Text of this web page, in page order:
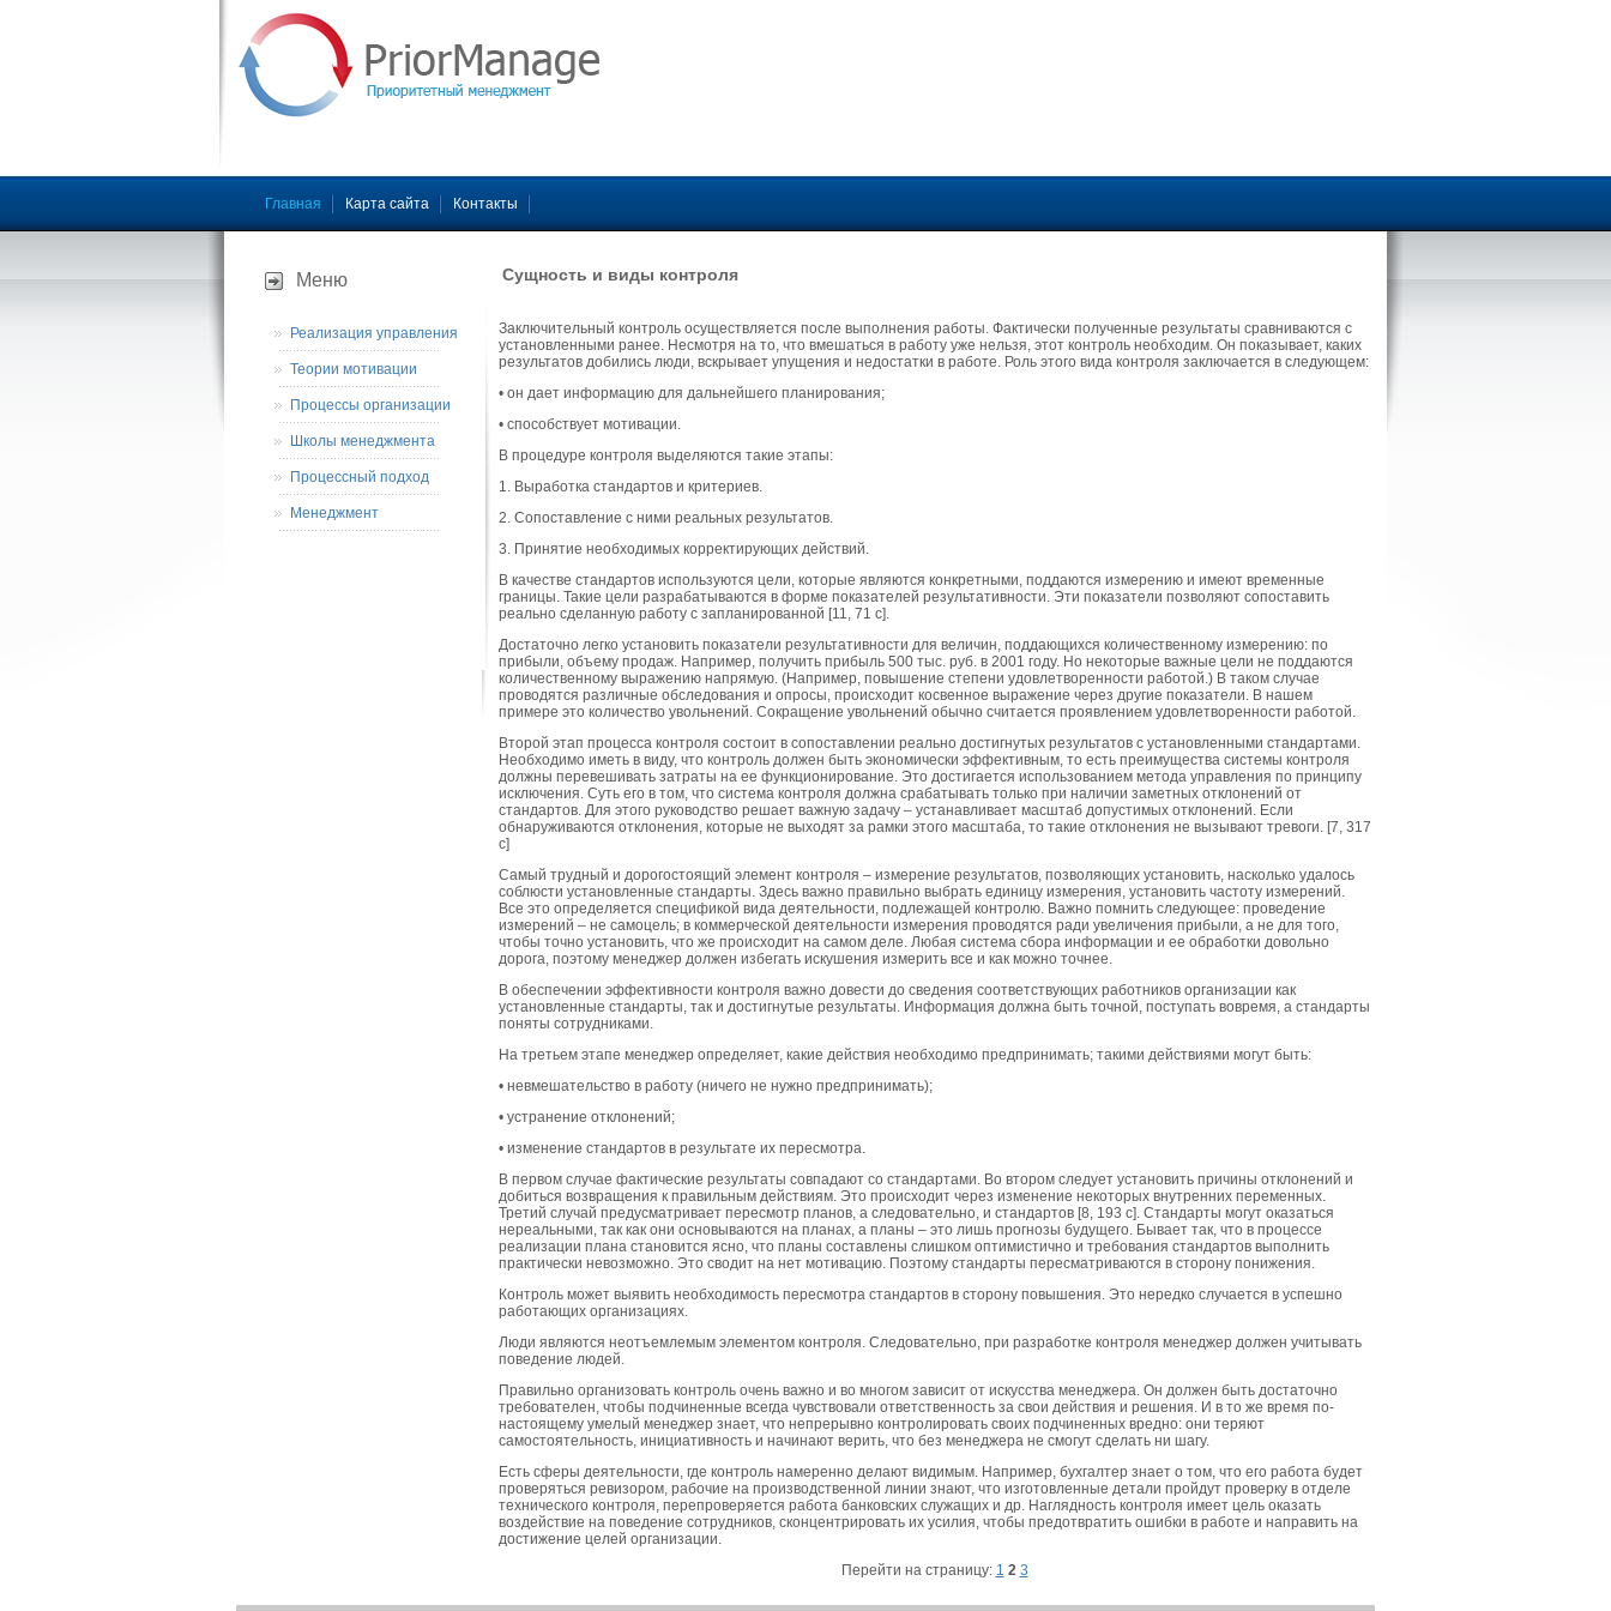
Главная Карта сайта Контакты
Сущность и виды контроля
Заключительный контроль осуществляется после выполнения работы. Фактически полученные результаты сравниваются с
установленными ранее. Несмотря на то, что вмешаться в работу уже нельзя, этот контроль необходим. Он показывает, каких
результатов добились люди, вскрывает упущения и недостатки в работе. Роль этого вида контроля заключается в следующем:
• он дает информацию для дальнейшего планирования;
• способствует мотивации.
В процедуре контроля выделяются такие этапы:
1. Выработка стандартов и критериев.
2. Сопоставление с ними реальных результатов.
3. Принятие необходимых корректирующих действий.
В качестве стандартов используются цели, которые являются конкретными, поддаются измерению и имеют временные
границы. Такие цели разрабатываются в форме показателей результативности. Эти показатели позволяют сопоставить
реально сделанную работу с запланированной [11, 71 c].
Достаточно легко установить показатели результативности для величин, поддающихся количественному измерению: по
прибыли, объему продаж. Например, получить прибыль 500 тыс. руб. в 2001 году. Но некоторые важные цели не поддаются
количественному выражению напрямую. (Например, повышение степени удовлетворенности работой.) В таком случае
проводятся различные обследования и опросы, происходит косвенное выражение через другие показатели. В нашем
примере это количество увольнений. Сокращение увольнений обычно считается проявлением удовлетворенности работой.
Второй этап процесса контроля состоит в сопоставлении реально достигнутых результатов с установленными стандартами.
Необходимо иметь в виду, что контроль должен быть экономически эффективным, то есть преимущества системы контроля
должны перевешивать затраты на ее функционирование. Это достигается использованием метода управления по принципу
исключения. Суть его в том, что система контроля должна срабатывать только при наличии заметных отклонений от
стандартов. Для этого руководство решает важную задачу – устанавливает масштаб допустимых отклонений. Если
обнаруживаются отклонения, которые не выходят за рамки этого масштаба, то такие отклонения не вызывают тревоги. [7, 317
c]
Самый трудный и дорогостоящий элемент контроля – измерение результатов, позволяющих установить, насколько удалось
соблюсти установленные стандарты. Здесь важно правильно выбрать единицу измерения, установить частоту измерений.
Все это определяется спецификой вида деятельности, подлежащей контролю. Важно помнить следующее: проведение
измерений – не самоцель; в коммерческой деятельности измерения проводятся ради увеличения прибыли, а не для того,
чтобы точно установить, что же происходит на самом деле. Любая система сбора информации и ее обработки довольно
дорога, поэтому менеджер должен избегать искушения измерить все и как можно точнее.
В обеспечении эффективности контроля важно довести до сведения соответствующих работников организации как
установленные стандарты, так и достигнутые результаты. Информация должна быть точной, поступать вовремя, а стандарты
поняты сотрудниками.
На третьем этапе менеджер определяет, какие действия необходимо предпринимать; такими действиями могут быть:
• невмешательство в работу (ничего не нужно предпринимать);
• устранение отклонений;
• изменение стандартов в результате их пересмотра.
В первом случае фактические результаты совпадают со стандартами. Во втором следует установить причины отклонений и
добиться возвращения к правильным действиям. Это происходит через изменение некоторых внутренних переменных.
Третий случай предусматривает пересмотр планов, а следовательно, и стандартов [8, 193 c]. Стандарты могут оказаться
нереальными, так как они основываются на планах, а планы – это лишь прогнозы будущего. Бывает так, что в процессе
реализации плана становится ясно, что планы составлены слишком оптимистично и требования стандартов выполнить
практически невозможно. Это сводит на нет мотивацию. Поэтому стандарты пересматриваются в сторону понижения.
Контроль может выявить необходимость пересмотра стандартов в сторону повышения. Это нередко случается в успешно
работающих организациях.
Люди являются неотъемлемым элементом контроля. Следовательно, при разработке контроля менеджер должен учитывать
поведение людей.
Правильно организовать контроль очень важно и во многом зависит от искусства менеджера. Он должен быть достаточно
требователен, чтобы подчиненные всегда чувствовали ответственность за свои действия и решения. И в то же время по-
настоящему умелый менеджер знает, что непрерывно контролировать своих подчиненных вредно: они теряют
самостоятельность, инициативность и начинают верить, что без менеджера не смогут сделать ни шагу.
Есть сферы деятельности, где контроль намеренно делают видимым. Например, бухгалтер знает о том, что его работа будет
проверяться ревизором, рабочие на производственной линии знают, что изготовленные детали пройдут проверку в отделе
технического контроля, перепроверяется работа банковских служащих и др. Наглядность контроля имеет цель оказать
воздействие на поведение сотрудников, сконцентрировать их усилия, чтобы предотвратить ошибки в работе и направить на
достижение целей организации.
Перейти на страницу: 1 2 3
Меню
Реализация управления
Теории мотивации
Процессы организации
Школы менеджмента
Процессный подход
Менеджмент